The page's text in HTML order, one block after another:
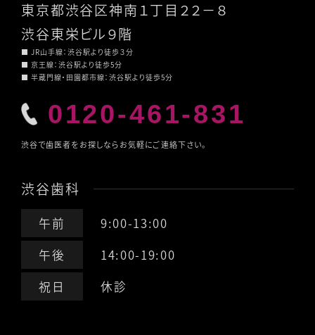
東京都渋谷区神南１丁目２２－８
渋谷東栄ビル９階
■ JR山手線：渋谷駅より徒歩３分
■ 京王線：渋谷駅より徒歩5分
■ 半蔵門線・田園都市線：渋谷駅より徒歩5分
0120-461-831
渋谷で歯医者をお探しならお気軽にご連絡下さい。
渋谷歯科
午前
9:00-13:00
午後
14:00-19:00
祝日
休診